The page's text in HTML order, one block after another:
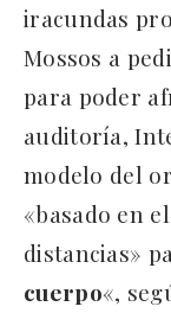
iracundas
Mossos a
para poder
auditoría,
modelo del
«basado en
distancias»
cuerpo«,